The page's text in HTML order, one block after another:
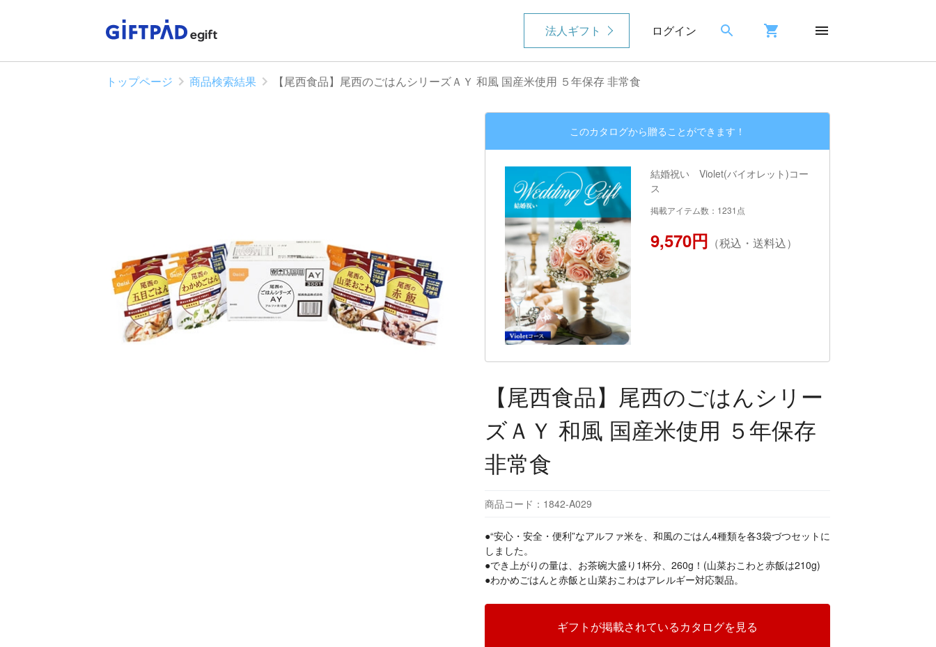
法人ギフト ログイン
トップページ 商品検索結果 【尾西食品】尾西のごはんシリーズＡＹ 和風 国産米使用 ５年保存 非常食
このカタログから贈ることができます！
結婚祝い Violet(バイオレット)コー
ス
掲載アイテム数：1231点
9,570円 （税込・送料込）
【尾西食品】尾西のごはんシリー
ズＡＹ 和風 国産米使用 ５年保存
非常食
商品コード：1842-A029
●“安心・安全・便利”なアルファ米を、和風のごはん4種類を各3袋づつセットに
しました。
●でき上がりの量は、お茶碗大盛り1杯分、260g！(山菜おこわと赤飯は210g)
●わかめごはんと赤飯と山菜おこわはアレルギー対応製品。
ギフトが掲載されているカタログを見る